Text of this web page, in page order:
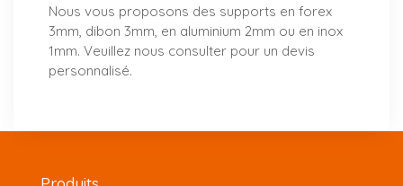
Nous vous proposons des supports en forex
3mm, dibon 3mm, en aluminium 2mm ou en inox
1mm. Veuillez nous consulter pour un devis
personnalisé.